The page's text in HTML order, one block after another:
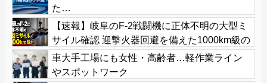
た…
【速報】岐阜のF-2戦闘機に正体不明の大型ミ
サイル確認 迎撃火器回避を備えた1000km級の
変態ミサイルか
車大手工場にも女性・高齢者…軽作業ライン
やスポットワーク